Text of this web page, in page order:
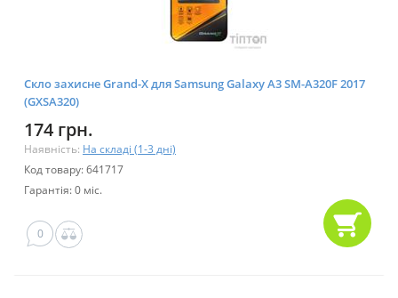
Скло захисне Grand-X для Samsung Galaxy A3 SM-A320F 2017
(GXSA320)
174 грн.
Наявність: На складі (1-3 дні)
Код товару: 641717
Гарантія: 0 міс.
0